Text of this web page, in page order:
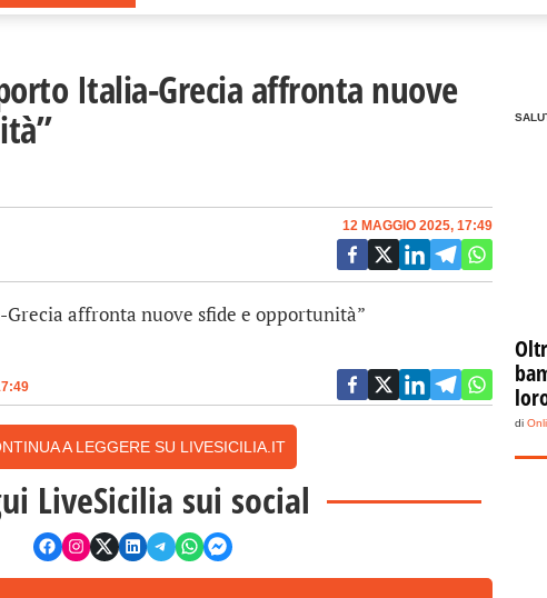
Italia-Grecia affronta nuove
12 MAGGIO 2025, 17:49
affronta nuove sfide e opportunità”
A LEGGERE SU LIVESICILIA.IT
LiveSicilia sui social
di